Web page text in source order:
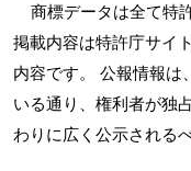
商標データは全て特
掲載内容は特許庁サイ
内容です。 公報情報は
いる通り、権利者が独
わりに広く公示される